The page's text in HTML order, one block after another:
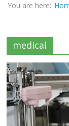
You are here:
medical